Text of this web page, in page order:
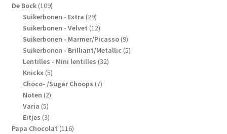
De Bock 109109
producten
Suikerbonen - Extra 2929
producten
Suikerbonen - Velvet 1212
producten
Suikerbonen - Marmer/Picasso 99
producten
Suikerbonen - Brilliant/Metallic 55
Lentilles - Mini lentilles 3232
Knickx 55
producten
Choco- /Sugar Choops 77
Noten 22
Varia 55
producten
Eitjes 33
producten
Papa Chocolat 116116